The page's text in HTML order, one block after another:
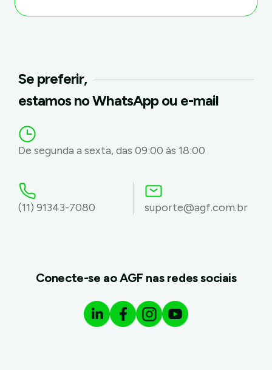
Se preferir,
estamos no WhatsApp ou e-mail
De segunda a sexta, das 09:00 às 18:00
(11) 91343-7080 suporte@agf.com.br
Conecte-se ao AGF nas redes sociais